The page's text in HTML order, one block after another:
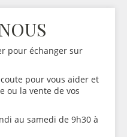
pour échanger sur
pour vous aider et
ou la vente de vos
au samedi de 9h30 à